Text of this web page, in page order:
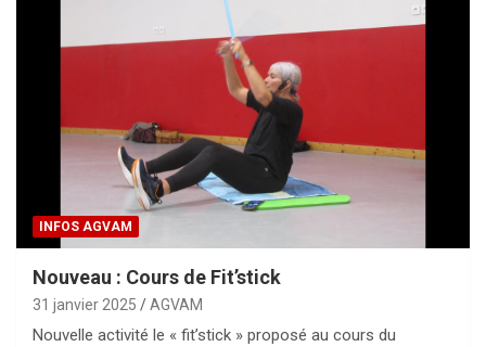
INFOS AGVAM
Nouveau : Cours de Fit’stick
31 janvier 2025 AGVAM
Nouvelle activité le « fit’stick » proposé au cours du